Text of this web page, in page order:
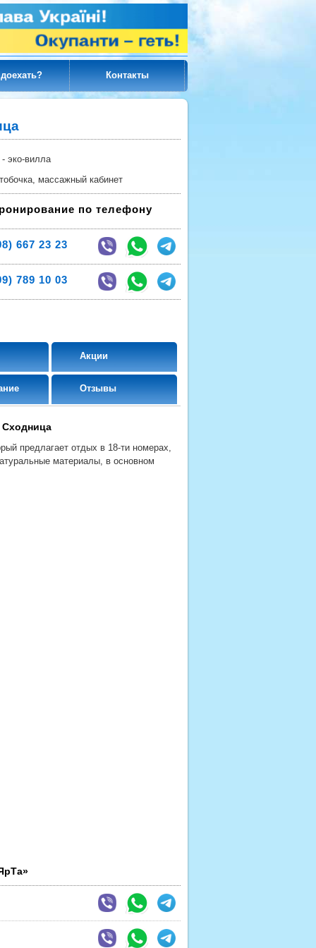
Контакты
- эко-вилла
массажный кабинет
по телефону
667 23 23
789 10 03
Акции
Отзывы
предлагает отдых в 18-ти номерах,
материалы, в основном